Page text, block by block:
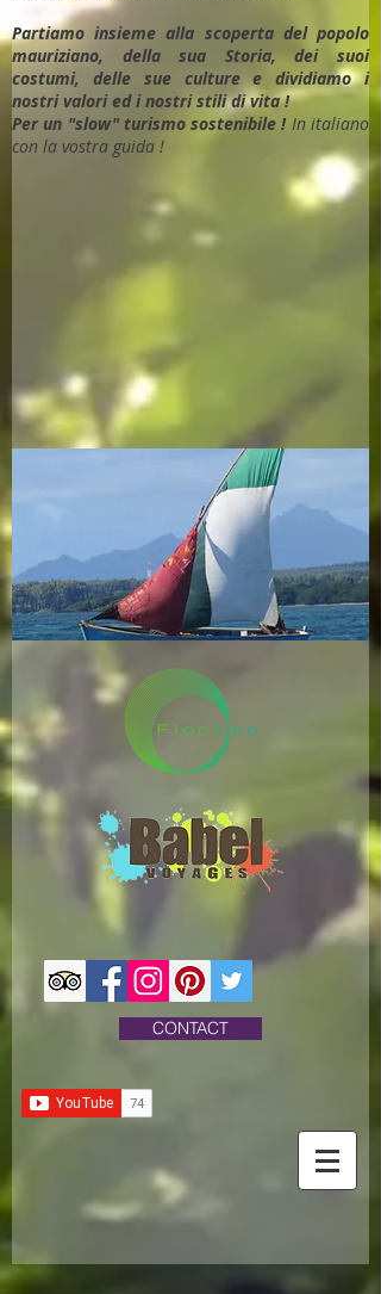
Partiamo insieme alla scoperta del popolo
mauriziano, della sua Storia, dei suoi
costumi, delle sue culture e dividiamo i
nostri valori ed i nostri stili di vita !
Per un "slow" turismo sostenibile !In italiano
con la vostra guida !
CONTACT